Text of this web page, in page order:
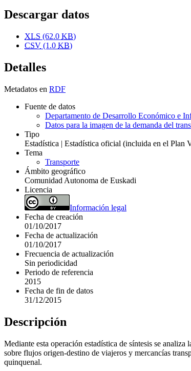
Descargar datos
XLS (62.0 KB)
CSV (1.0 KB)
Detalles
Metadatos en RDF
Fuente de datos
Departamento de Desarrollo Económico e
Datos para la imagen de la demanda del
Tipo
Estadística | Estadística oficial (incluida en el Plan
Tema
Transporte
Ámbito geográfico
Comunidad Autonoma de Euskadi
Licencia
Información legal
Fecha de creación
01/10/2017
Fecha de actualización
01/10/2017
Frecuencia de actualización
Sin periodicidad
Periodo de referencia
2015
Fecha de fin de datos
31/12/2015
Descripción
Mediante esta operación estadística de síntesis se
sobre flujos origen-destino de viajeros y mercancías
quinquenal.